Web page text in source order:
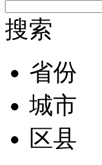
搜索
省份
城市
区县